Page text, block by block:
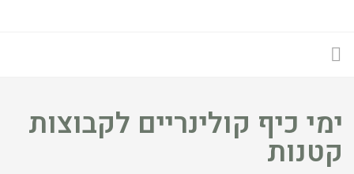
ימי כיף קולינריים לקבוצות
קטנות